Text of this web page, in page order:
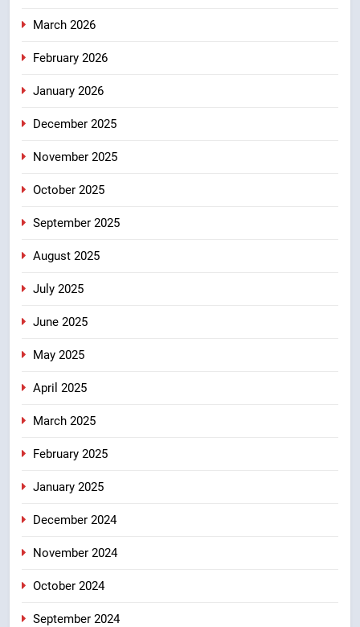
March 2026
February 2026
January 2026
December 2025
November 2025
October 2025
September 2025
August 2025
July 2025
June 2025
May 2025
April 2025
March 2025
February 2025
January 2025
December 2024
November 2024
October 2024
September 2024